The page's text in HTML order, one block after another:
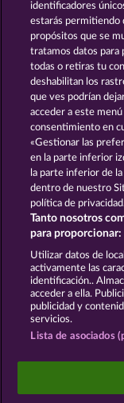
GOLDEN
Declaración
Enviar
Los juegos
identificadores
estarás permitiendo
propósitos que se
tratamos datos para
todas o retiras tu
deshabilitan los
que ves podrían
acceder a este
consentimiento en
«Gestionar las
en la parte inferior
la parte inferior de
dentro de nuestro
política de
Tanto nosotros
para proporcionar:
Utilizar datos de
activamente las
identificación..
acceder a ella.
publicidad y
servicios.
Lista de asociados